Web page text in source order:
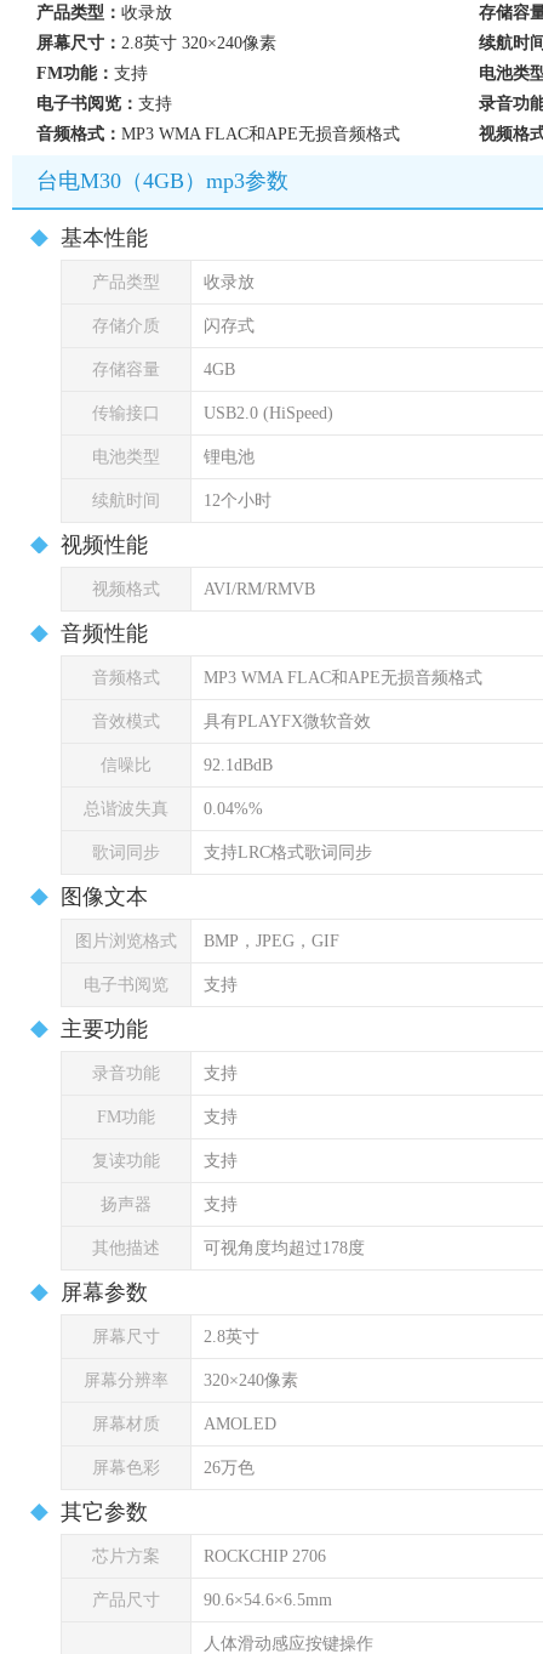
产品类型： 收录放
存储容
屏幕尺寸： 2.8英寸 320×240像素
续航时
FM功能： 支持
电池类
电子书阅览： 支持
录音功
音频格式： MP3 WMA FLAC和APE无损音频格式 视频格
台电M30（4GB）mp3参数
基本性能
产品类型 收录放
存储介质 闪存式
存储容量 4GB
传输接口 USB2.0 (HiSpeed)
电池类型 锂电池
续航时间 12个小时
视频性能
视频格式 AVI/RM/RMVB
音频性能
音频格式 MP3 WMA FLAC和APE无损音频格式
音效模式 具有PLAYFX微软音效
信噪比 92.1dBdB
总谐波失真 0.04%%
歌词同步 支持LRC格式歌词同步
图像文本
图片浏览格式 BMP，JPEG，GIF
电子书阅览 支持
主要功能
录音功能 支持
FM功能 支持
复读功能 支持
扬声器 支持
其他描述 可视角度均超过178度
屏幕参数
屏幕尺寸 2.8英寸
屏幕分辨率 320×240像素
屏幕材质 AMOLED
屏幕色彩 26万色
其它参数
芯片方案 ROCKCHIP 2706
产品尺寸 90.6×54.6×6.5mm
人体滑动感应按键操作